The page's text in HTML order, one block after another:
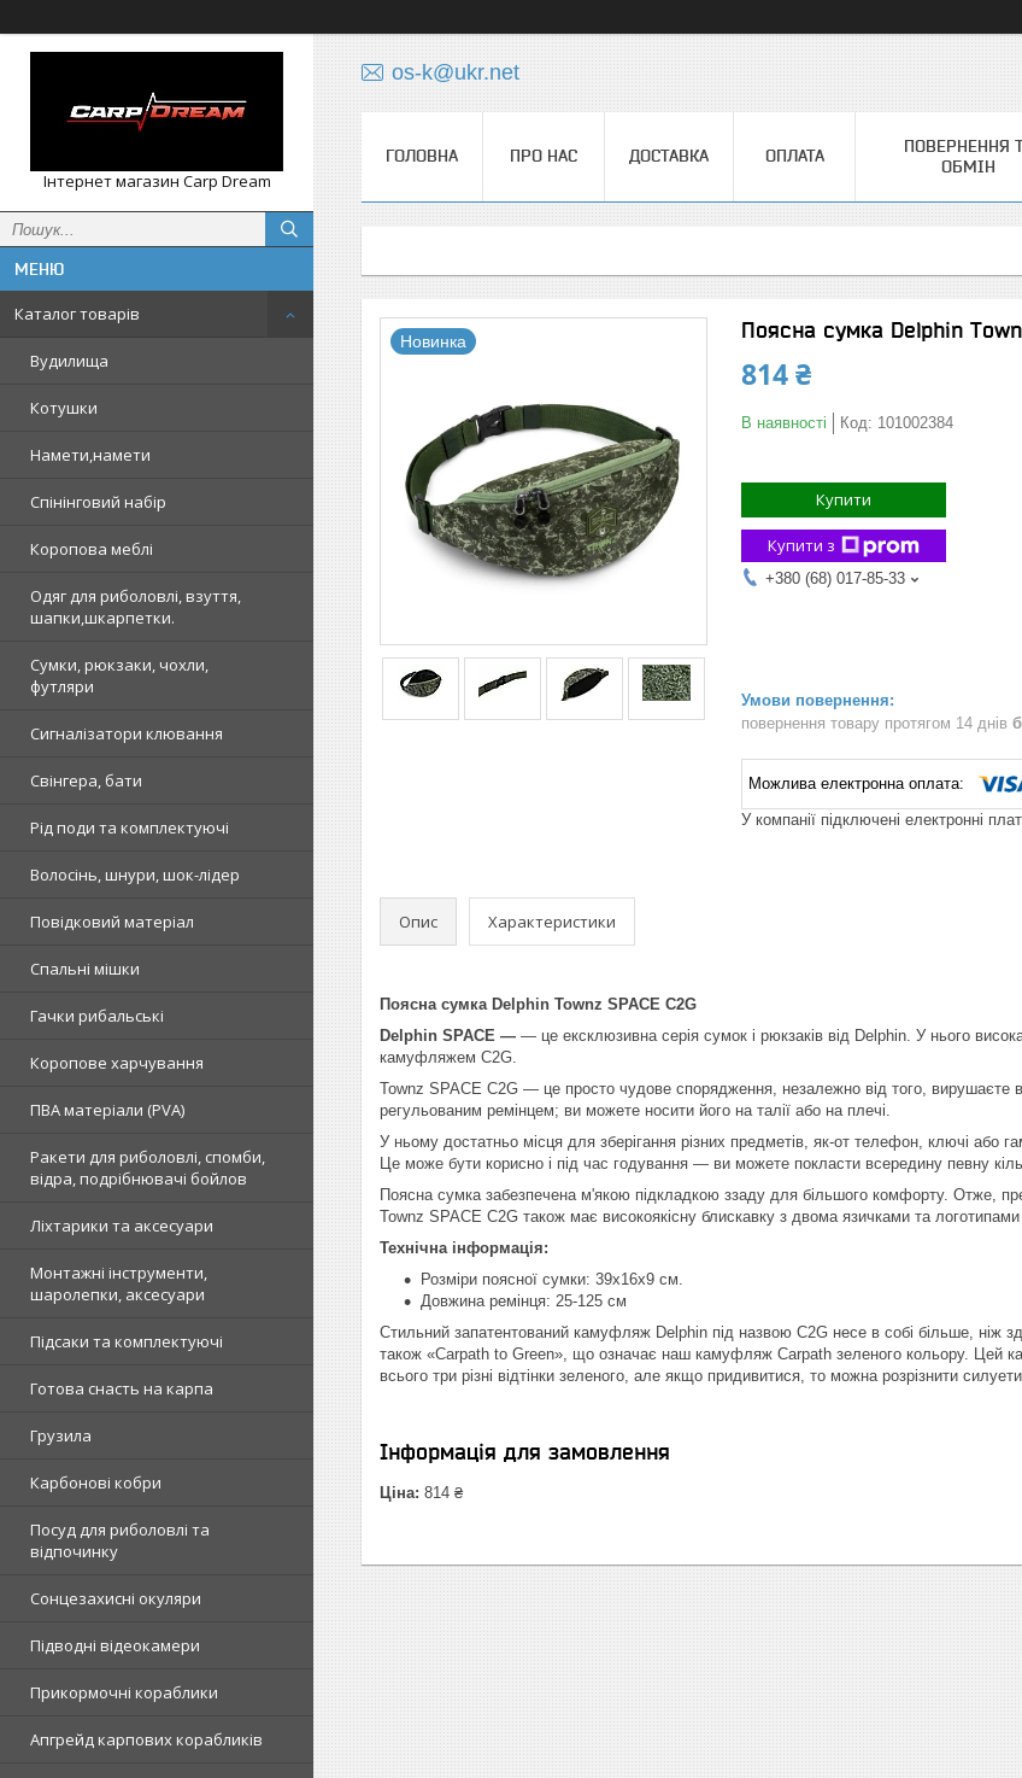
Інтернет магазин Carp Dream
Каталог товарів
Вудилища
Котушки
Намети,намети
Спінінговий набір
Коропова меблі
Одяг для риболовлі, взуття,
шапки,шкарпетки.
Сумки, рюкзаки, чохли,
футляри
Сигналізатори клювання
Свінгера, бати
Рід поди та комплектуючі
Волосінь, шнури, шок-лідер
Повідковий матеріал
Спальні мішки
Гачки рибальські
Коропове харчування
ПВА матеріали (PVA)
Ракети для риболовлі, спомби,
відра, подрібнювачі бойлов
Ліхтарики та аксесуари
Монтажні інструменти,
шаролепки, аксесуари
Підсаки та комплектуючі
Готова снасть на карпа
Грузила
Карбонові кобри
Посуд для риболовлі та
відпочинку
Сонцезахисні окуляри
Підводні відеокамери
Прикормочні кораблики
Апгрейд карпових корабликів
os-k@ukr.net
ГОЛОВНА ПРО НАС ДОСТАВКА ОПЛАТА
ПОВЕРНЕННЯ
ОБМІН
Новинка Поясна сумка Delphin
814 ₴
В наявності Код: 101002384
Купити
Купити з
+380 (68) 017-85-33
повернення товару протягом 14 днів
У компанії підключені електронні
Опис Характеристики
Поясна сумка Delphin Townz SPACE C2G
Delphin SPACE — — це ексклюзивна серія сумок і рюкзаків від Delphin. У нього
камуфляжем C2G.
Townz SPACE C2G — це просто чудове спорядження, незалежно від того,
регульованим ремінцем; ви можете носити його на талії або на плечі.
У ньому достатньо місця для зберігання різних предметів, як-от телефон, ключі або
Це може бути корисно і під час годування — ви можете покласти всередину певну
Поясна сумка забезпечена м'якою підкладкою ззаду для більшого комфорту. Отже,
Townz SPACE C2G також має високоякісну блискавку з двома язичками та
Технічна інформація:
Розміри поясної сумки: 39x16x9 см.
Довжина ремінця: 25-125 см
Стильний запатентований камуфляж Delphin під назвою C2G несе в собі більше, ніж
також «Carpath to Green», що означає наш камуфляж Carpath зеленого кольору. Цей
всього три різні відтінки зеленого, але якщо придивитися, то можна розрізнити
Інформація для замовлення
Ціна: 814 ₴